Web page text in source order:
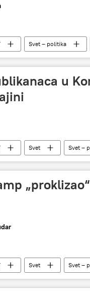
Svet – politika
duboka država
u
Svet Svet –
Svet Svet –
izbori u SAD